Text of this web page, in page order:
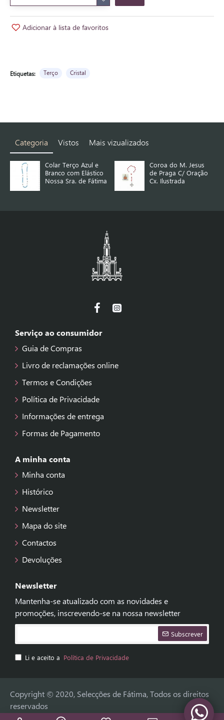
Adicionar à lista de favoritos
Etiquetas: Terço Cristal
Categoria Vistos Mais vizualizados
Colar Terço Azul e
Branco com Elástico
Nossa Sra. de Fátima
Coroa do M. Jesus
de Praga C/ Oração
Cx. Ilustrada
Serviço ao consumidor
Guia de Compras
Livro de reclamações online
Termos e Condições
Política de Privacidade
Informações de entrega
Formas de Pagamento
A minha conta
Minha conta
Histórico
Newsletter
Mapa do site
Contactos
Devoluções
Newsletter
Mantenha-se atualizado com as novidades e
promoções, inscrevendo-se na nossa newsletter
Subscrever
Li e aceito a Política de Privacidade
Copyright © 2020, Selecções de Fátima, Todos os direitos
reservados